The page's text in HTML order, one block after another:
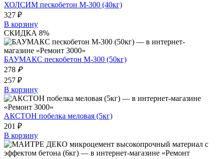
ХОЛСИМ пескобетон М-300 (40кг)
327 ₽
В корзину
СКИДКА 8%
БАУМАКС пескобетон М-300 (50кг)
278 ₽
257 ₽
В корзину
АКСТОН побелка меловая (5кг)
201 ₽
В корзину